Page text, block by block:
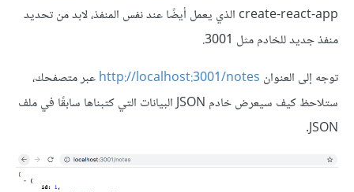
create-react-app الذي يعمل أيضًا عند نفس المنفذ، لابد من تحديد
منفذ جديد للخادم مثل 3001.
توجه إلى العنوان http://localhost:3001/notesعبر متصفحك،
ستلاحظ كيف سيعرض خادم JSON البيانات التي كتبناها سابقًا في ملف
JSON.